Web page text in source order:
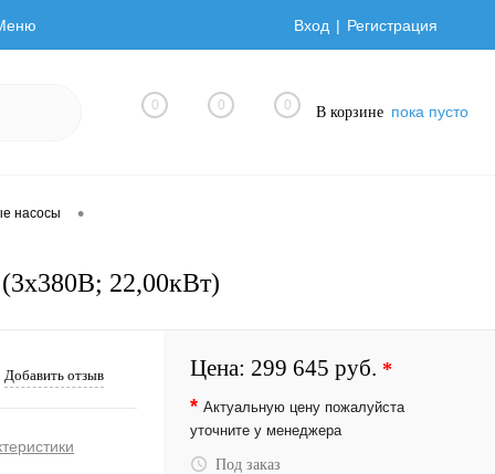
Вход Регистрация
0 0 0 В корзине пока пусто
насосы •
22,00кВт)
Добавить отзыв Цена: 299 645 руб. *
* Актуальную цену пожалуйста
уточните у менеджера
Под заказ